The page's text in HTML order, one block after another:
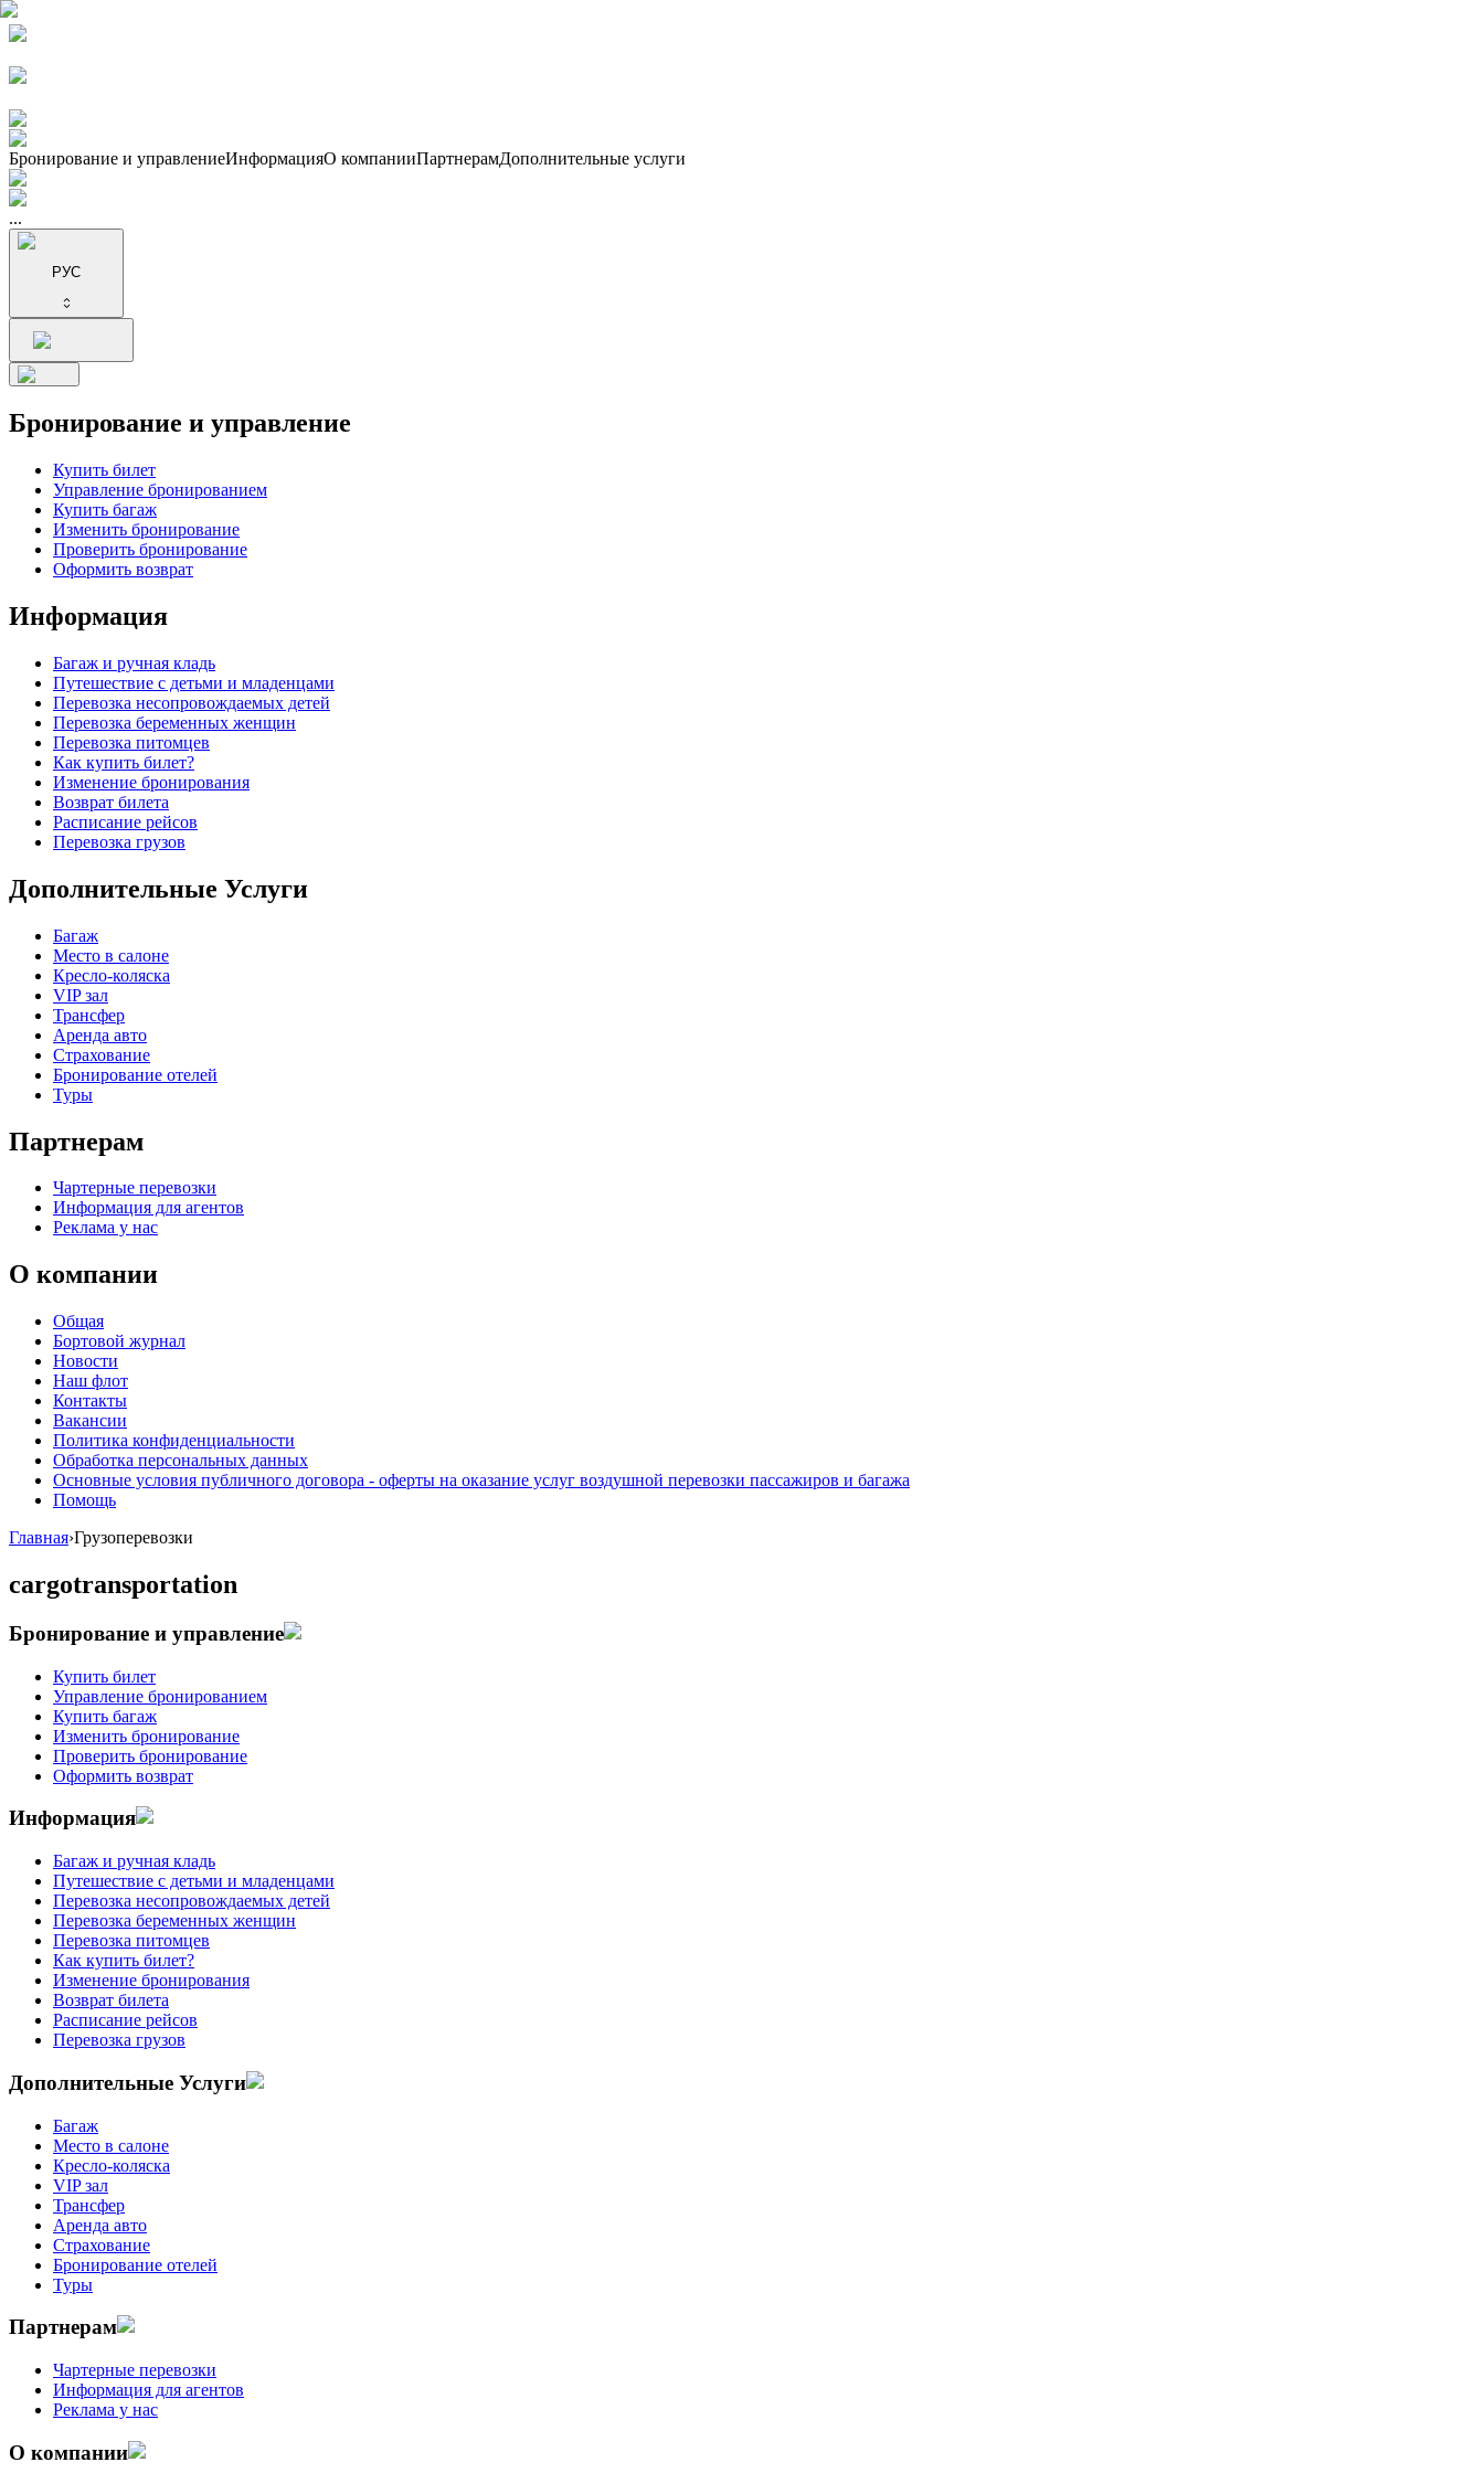
Бронирование и управлениеИнформацияО компанииПартнерамДополнительные услуги
...
РУС
Бронирование и управление
Купить билет
Управление бронированием
Купить багаж
Изменить бронирование
Проверить бронирование
Оформить возврат
Информация
Багаж и ручная кладь
Путешествие с детьми и младенцами
Перевозка несопровождаемых детей
Перевозка беременных женщин
Перевозка питомцев
Как купить билет?
Изменение бронирования
Возврат билета
Расписание рейсов
Перевозка грузов
Дополнительные Услуги
Багаж
Место в салоне
Кресло-коляска
VIP зал
Трансфер
Аренда авто
Страхование
Бронирование отелей
Туры
Партнерам
Чартерные перевозки
Информация для агентов
Реклама у нас
О компании
Общая
Бортовой журнал
Новости
Наш флот
Контакты
Вакансии
Политика конфиденциальности
Обработка персональных данных
Основные условия публичного договора - оферты на оказание услуг воздушной перевозки пассажиров и багажа
Помощь
Главная›Грузоперевозки
cargotransportation
Бронирование и управление
Купить билет
Управление бронированием
Купить багаж
Изменить бронирование
Проверить бронирование
Оформить возврат
Информация
Багаж и ручная кладь
Путешествие с детьми и младенцами
Перевозка несопровождаемых детей
Перевозка беременных женщин
Перевозка питомцев
Как купить билет?
Изменение бронирования
Возврат билета
Расписание рейсов
Перевозка грузов
Дополнительные Услуги
Багаж
Место в салоне
Кресло-коляска
VIP зал
Трансфер
Аренда авто
Страхование
Бронирование отелей
Туры
Партнерам
Чартерные перевозки
Информация для агентов
Реклама у нас
О компании